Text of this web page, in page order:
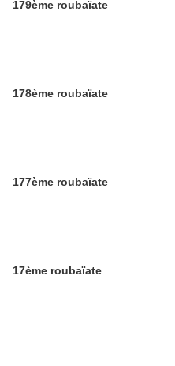
179ème roubaïate
178ème roubaïate
177ème roubaïate
17ème roubaïate